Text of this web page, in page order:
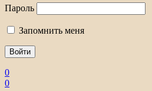
Пароль
Запомнить меня
0
0